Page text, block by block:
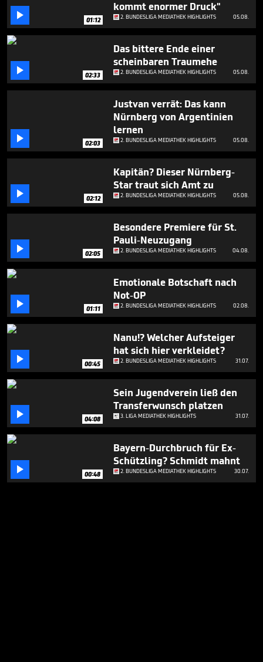
seconds
 01:12
kommt enormer Druck"
2. BUNDESLIGA MEDIATHEK HIGHLIGHTS 05.08.
 02:33
Das bittere Ende einer
scheinbaren Traumehe
2. BUNDESLIGA MEDIATHEK HIGHLIGHTS 05.08.
 02:03
Justvan verrät: Das kann
Nürnberg von Argentinien
lernen
2. BUNDESLIGA MEDIATHEK HIGHLIGHTS 05.08.
 02:12
Kapitän? Dieser Nürnberg-
Star traut sich Amt zu
2. BUNDESLIGA MEDIATHEK HIGHLIGHTS 05.08.
 02:05
Besondere Premiere für St.
Pauli-Neuzugang
2. BUNDESLIGA MEDIATHEK HIGHLIGHTS 04.08.
 01:11
Emotionale Botschaft nach
Not-OP
2. BUNDESLIGA MEDIATHEK HIGHLIGHTS 02.08.
 00:45
Nanu!? Welcher Aufsteiger
hat sich hier verkleidet?
2. BUNDESLIGA MEDIATHEK HIGHLIGHTS 31.07.
 04:08
Sein Jugendverein ließ den
Transferwunsch platzen
3. LIGA MEDIATHEK HIGHLIGHTS 31.07.
 00:48
Bayern-Durchbruch für Ex-
Schützling? Schmidt mahnt
2. BUNDESLIGA MEDIATHEK HIGHLIGHTS 30.07.